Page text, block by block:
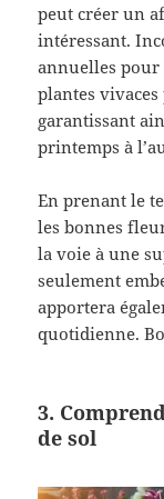
peut créer un
intéressant.
annuelles pour
plantes
garantissant
printemps à
En prenant le
les bonnes
la voie à une
seulement
apportera
quotidienne.
3.
de sol